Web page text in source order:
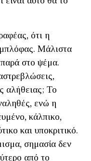
ότι η
μπλόφας. Μάλιστα
στο ψέμα.
αλήθειας; Το
ενώ η
κάλπικο,
και υποκριτικό.
σημασία δεν
από το